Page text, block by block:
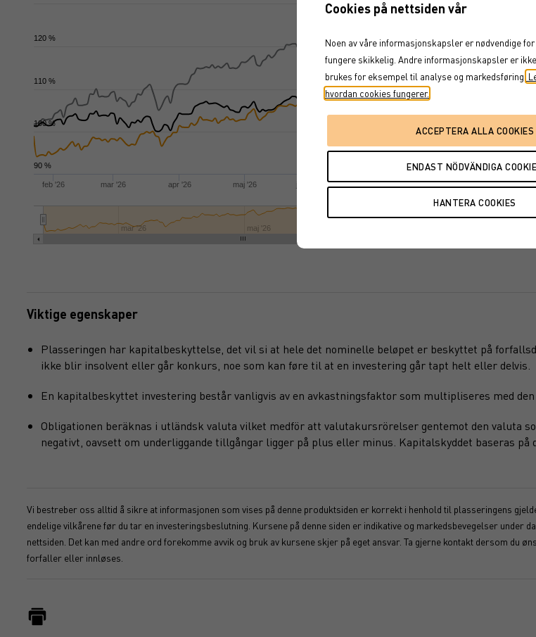
feb '26 mar '26 apr '26 maj '26 jul '26 aug '26
mar '26 maj '26
90 %
100 %
110 %
120 %
Viktige egenskaper
Plasseringen har kapitalbeskyttelse, det vil si at hele det nominelle beløpet er beskyttet på
ikke blir insolvent eller går konkurs, noe som kan føre til at en investering går tapt helt eller delvis.
En kapitalbeskyttet investering består vanligvis av en avkastningsfaktor som multipliseres med
Obligationen beräknas i utländsk valuta vilket medför att valutakursrörelser gentemot den valuta
negativt, oavsett om underliggande tillgångar ligger på plus eller minus. Kapitalskyddet baseras på
Vi bestreber oss alltid å sikre at informasjonen som vises på denne produktsiden er korrekt i henhold til plasseringens
endelige vilkårene før du tar en investeringsbeslutning. Kursene på denne siden er indikative og markedsbevegelser under
nettsiden. Det kan med andre ord forekomme avvik og bruk av kursene skjer på eget ansvar. Ta gjerne kontakt dersom du
forfaller eller innløses.
Cookies på nettsiden vår
Noen av våre informasjonskapsler er nødvendige
fungere skikkelig. Andre informasjonskapsler er
brukes for eksempel til analyse og markedsføring.
hvordan cookies fungerer.